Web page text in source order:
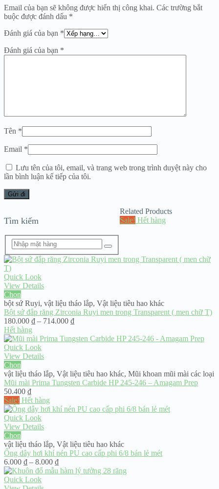
Email của bạn sẽ không được hiển thị công khai. Các trường bắt
buộc được đánh dấu *
Đánh giá của bạn *
Đánh giá của bạn *
Tên *
Email *
Lưu tên của tôi, email, và trang web trong trình duyệt này cho
lần bình luận kế tiếp của tôi.
Tìm kiếm
Related Products
Sale! Hết hàng
Quick Look
View Details
Chọn
bột sứ Ruyi, vật liệu tháo lắp, Vật liệu tiêu hao khác
Bột sứ đắp răng Zirconia Ruyi men trong Transparent ( men chữ T)
180.000 ₫ – 714.000 ₫Khoảng
từ
Hết hàng
Quick Look
View Details
Chọn
vật liệu tháo lắp, Vật liệu tiêu hao khác, Mũi khoan mũi mài các loại
Mũi mài Prima Tungsten Carbide HP 245-246 – Amagam Prep
50.400 ₫
Sale! Hết hàng
Quick Look
View Details
Chọn
vật liệu tháo lắp, Vật liệu tiêu hao khác
Ống dây hơi khí nén PU cao cấp phi 6/8 bán lẻ mét
6.000 ₫ – 8.000 ₫Khoảng
giá:
Quick Look